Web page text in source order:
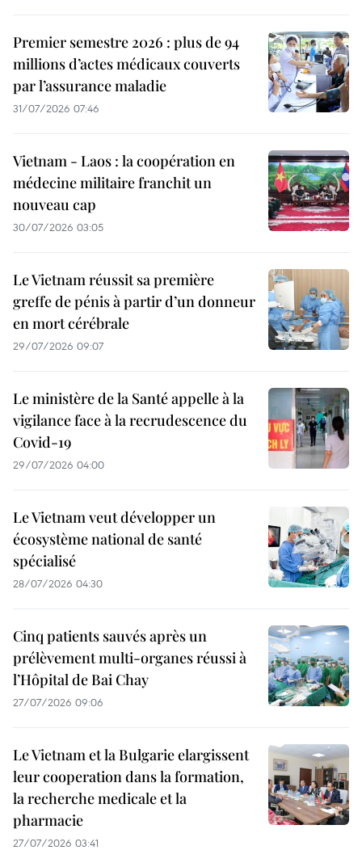
Premier semestre 2026 : plus de 94
millions d’actes médicaux couverts
par l’assurance maladie
31/07/2026 07:46
Vietnam - Laos : la coopération en
médecine militaire franchit un
nouveau cap
30/07/2026 03:05
Le Vietnam réussit sa première
greffe de pénis à partir d’un donneur
en mort cérébrale
29/07/2026 09:07
Le ministère de la Santé appelle à la
vigilance face à la recrudescence du
Covid-19
29/07/2026 04:00
Le Vietnam veut développer un
écosystème national de santé
spécialisé
28/07/2026 04:30
Cinq patients sauvés après un
prélèvement multi-organes réussi à
l’Hôpital de Bai Chay
27/07/2026 09:06
Le Vietnam et la Bulgarie elargissent
leur cooperation dans la formation,
la recherche medicale et la
pharmacie
27/07/2026 03:41